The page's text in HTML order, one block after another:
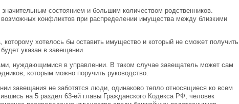
состоянием и большим количеством родственников.
конфликтов при распределении имущества между близкими
которому хотелось бы оставить имущество и который не сможет получить
указан в завещании.
нуждающимися в управлении. В таком случае завещатель может сам
которым можно поручить руководство.
завещания не заботятся люди, одинаково тепло относящиеся ко всем
на 5 раздел 63-ей главы Гражданского Кодекса РФ, человек